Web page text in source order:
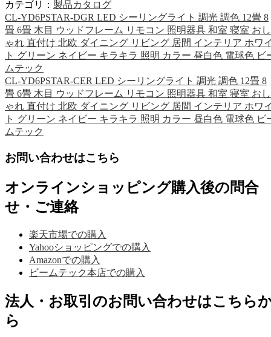
カテゴリ： 製品カタログ
CL-YD6PSTAR-DGR LED シーリングライト 調光 調色 12畳 8
畳 6畳 木目 ウッドフレーム リモコン 照明器具 和室 寝室 おし
ゃれ 直付け 北欧 ダイニング リビング 居間 インテリア ホワ
ト グリーン ネイビー キラキラ 照明 カラー 昼白色 電球色 ビ
ムテック
CL-YD6PSTAR-CER LED シーリングライト 調光 調色 12畳 8
畳 6畳 木目 ウッドフレーム リモコン 照明器具 和室 寝室 おし
ゃれ 直付け 北欧 ダイニング リビング 居間 インテリア ホワ
ト グリーン ネイビー キラキラ 照明 カラー 昼白色 電球色 ビ
ムテック
お問い合わせはこちら
オンラインショッピング購入後の問合
せ・ご連絡
楽天市場での購入
Yahooショッピングでの購入
Amazonでの購入
ビームテック本店での購入
法人・お取引のお問い合わせはこちら
ら